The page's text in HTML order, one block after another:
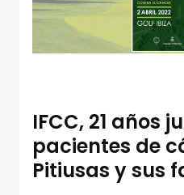
IFCC, 21 años
pacientes de
Pitiusas y sus